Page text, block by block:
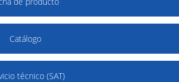
Catálogo
técnico (SAT)